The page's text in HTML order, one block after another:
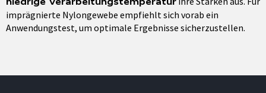
imprägnierte Nylongewebe empfiehlt sich vorab ein
Anwendungstest, um optimale Ergebnisse sicherzustellen.